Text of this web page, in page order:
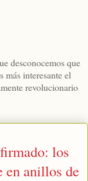
desconocemos que
más interesante el
revolucionario
los
en anillos de